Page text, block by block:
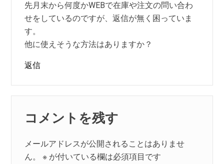
先月末から何度かWEBで在庫や注文の問い合わ
せをしているのですが、返信が無く困っていま
す。
他に使えそうな方法はありますか？
返信
コメントを残す
メールアドレスが公開されることはありませ
ん。
※ が付いている欄は必須項目です